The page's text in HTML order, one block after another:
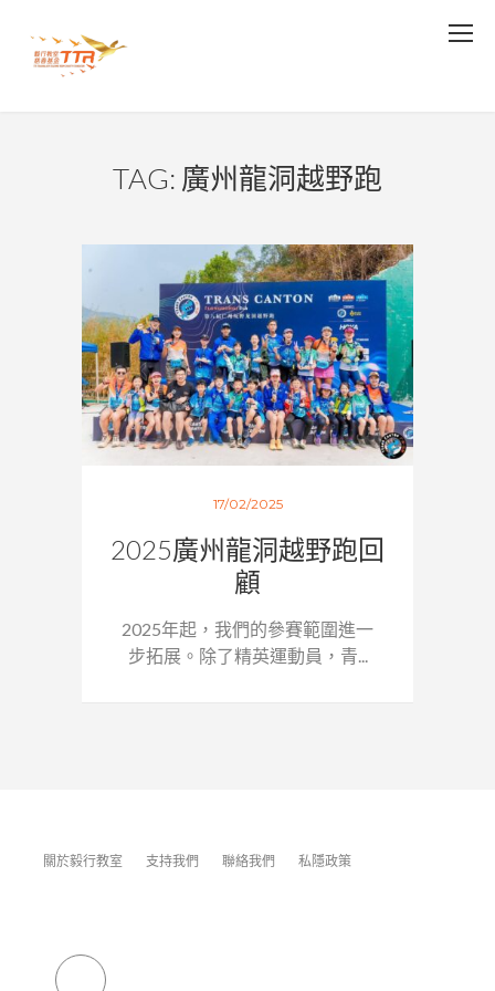
TAG: 廣州龍洞越野跑
17/02/2025
2025廣州龍洞越野跑回
顧
2025年起，我們的參賽範圍進一
步拓展。除了精英運動員，青...
關於毅行教室 支持我們 聯絡我們 私隱政策